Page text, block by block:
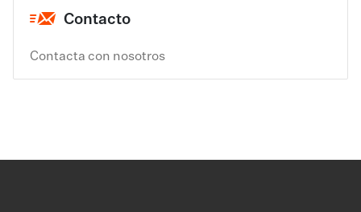
Contacto
Contacta con nosotros